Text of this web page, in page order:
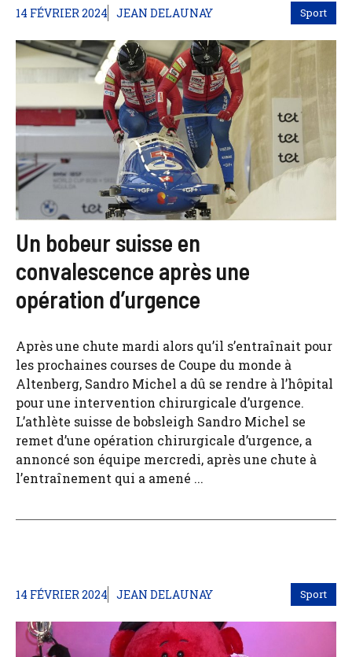
14 FÉVRIER 2024 JEAN DELAUNAY Sport
Un bobeur suisse en
convalescence après une
opération d’urgence
Après une chute mardi alors qu’il s’entraînait pour
les prochaines courses de Coupe du monde à
Altenberg, Sandro Michel a dû se rendre à l’hôpital
pour une intervention chirurgicale d’urgence.
L’athlète suisse de bobsleigh Sandro Michel se
remet d’une opération chirurgicale d’urgence, a
annoncé son équipe mercredi, après une chute à
l’entraînement qui a amené ...
14 FÉVRIER 2024 JEAN DELAUNAY Sport